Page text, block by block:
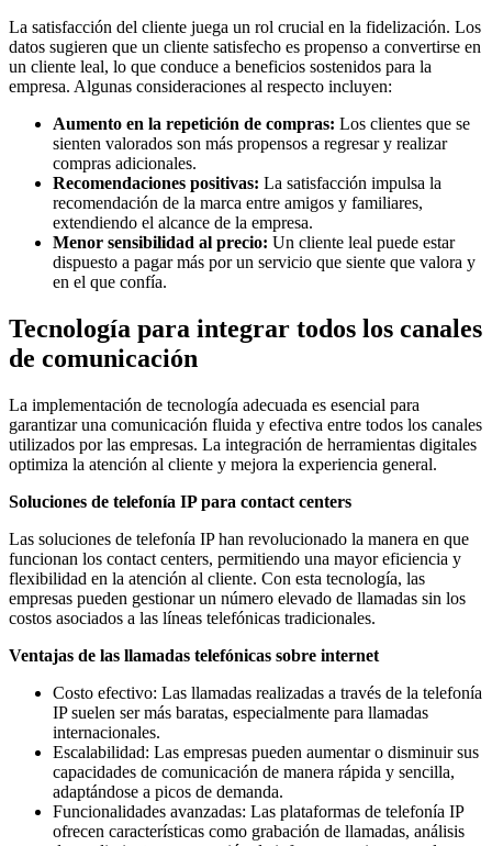
La satisfacción del cliente juega un rol crucial en la fidelización. Los
datos sugieren que un cliente satisfecho es propenso a convertirse en
un cliente leal, lo que conduce a beneficios sostenidos para la
empresa. Algunas consideraciones al respecto incluyen:
Aumento en la repetición de compras: Los clientes que se
sienten valorados son más propensos a regresar y realizar
compras adicionales.
Recomendaciones positivas: La satisfacción impulsa la
recomendación de la marca entre amigos y familiares,
extendiendo el alcance de la empresa.
Menor sensibilidad al precio: Un cliente leal puede estar
dispuesto a pagar más por un servicio que siente que valora y
en el que confía.
Tecnología para integrar todos los canales
de comunicación
La implementación de tecnología adecuada es esencial para
garantizar una comunicación fluida y efectiva entre todos los canales
utilizados por las empresas. La integración de herramientas digitales
optimiza la atención al cliente y mejora la experiencia general.
Soluciones de telefonía IP para contact centers
Las soluciones de telefonía IP han revolucionado la manera en que
funcionan los contact centers, permitiendo una mayor eficiencia y
flexibilidad en la atención al cliente. Con esta tecnología, las
empresas pueden gestionar un número elevado de llamadas sin los
costos asociados a las líneas telefónicas tradicionales.
Ventajas de las llamadas telefónicas sobre internet
Costo efectivo: Las llamadas realizadas a través de la telefonía
IP suelen ser más baratas, especialmente para llamadas
internacionales.
Escalabilidad: Las empresas pueden aumentar o disminuir sus
capacidades de comunicación de manera rápida y sencilla,
adaptándose a picos de demanda.
Funcionalidades avanzadas: Las plataformas de telefonía IP
ofrecen características como grabación de llamadas, análisis